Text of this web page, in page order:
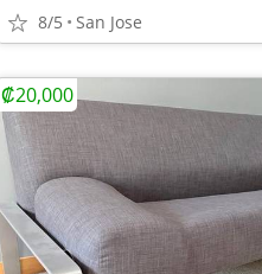
8/5 San Jose
₡20,000